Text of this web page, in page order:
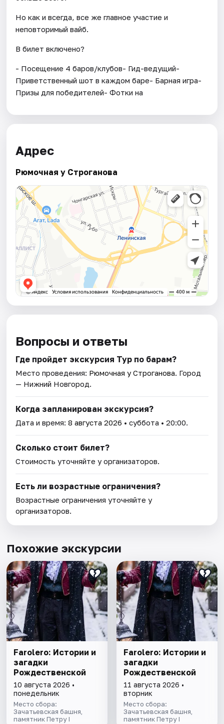
Но как и всегда, все же главное участие и
неповторимый вайб.
В билет включено?
- Посещение 4 баров/клубов- Гид-ведущий-
Приветственный шот в каждом баре- Барная игра-
Призы для победителей- Фотки на
Адрес
Рюмочная у Строганова
Вопросы и ответы
Где пройдет экскурсия Тур по барам?
Место проведения: Рюмочная у Строганова. Город
— Нижний Новгород.
Когда запланирован экскурсия?
Дата и время:8 августа 2026 • суббота • 20:00.
Сколько стоит билет?
Стоимость уточняйте у организаторов.
Есть ли возрастные ограничения?
Возрастные ограничения уточняйте у
организаторов.
Похожие экскурсии
Farolero: Истории и
загадки
Рождественской
10 августа 2026 •
понедельник
Место сбора:
Зачатьевская башня,
памятник Петру I
Farolero: Истории и
загадки
Рождественской
11 августа 2026 •
вторник
Место сбора:
Зачатьевская башня,
памятник Петру I